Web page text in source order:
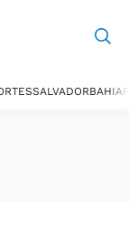
SALVADORBAHIA